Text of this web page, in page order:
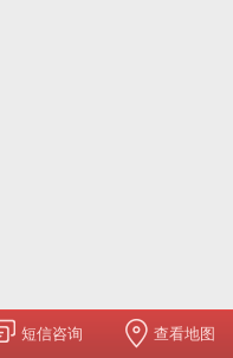
短信咨询 查看地图